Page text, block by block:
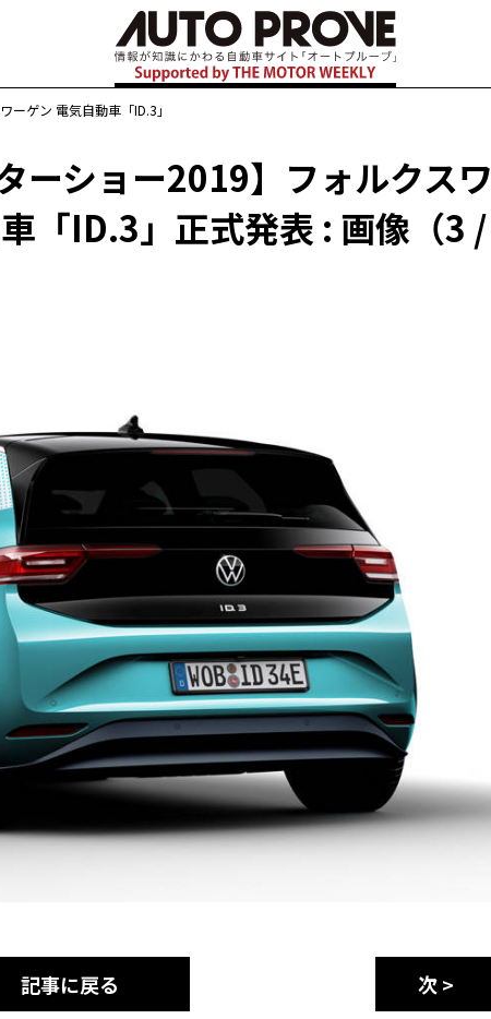
ゲン 電気自動車「ID.3」
ーショー2019】フォルクスワ
「ID.3」正式発表 : 画像（3 /
記事に戻る 次 >